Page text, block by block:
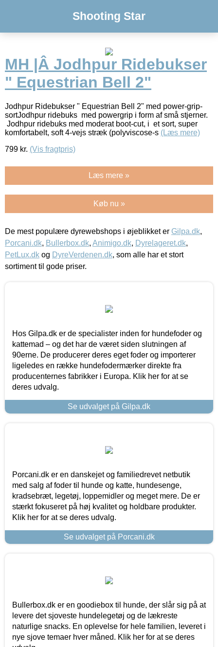
Shooting Star
MH |Â Jodhpur Ridebukser
" Equestrian Bell 2"
Jodhpur Ridebukser " Equestrian Bell 2" med power-grip-
sortJodhpur ridebuks med powergrip i form af små stjerner.
Jodhpur ridebuks med moderat boot-cut, i et sort, super
komfortabelt, soft 4-vejs stræk (polyviscose-s (Læs mere)
799 kr. (Vis fragtpris)
Læs mere »
Køb nu »
De mest populære dyrewebshops i øjeblikket er Gilpa.dk,
Porcani.dk, Bullerbox.dk, Animigo.dk, Dyrelageret.dk,
PetLux.dk og DyreVerdenen.dk, som alle har et stort
sortiment til gode priser.
Hos Gilpa.dk er de specialister inden for hundefoder og
kattemad – og det har de været siden slutningen af
90erne. De producerer deres eget foder og importerer
ligeledes en række hundefodermærker direkte fra
producenternes fabrikker i Europa. Klik her for at se
deres udvalg.
Se udvalget på Gilpa.dk
Porcani.dk er en danskejet og familiedrevet netbutik
med salg af foder til hunde og katte, hundesenge,
kradsebræt, legetøj, loppemidler og meget mere. De er
stærkt fokuseret på høj kvalitet og holdbare produkter.
Klik her for at se deres udvalg.
Se udvalget på Porcani.dk
Bullerbox.dk er en goodiebox til hunde, der slår sig på at
levere det sjoveste hundelegetøj og de lækreste
naturlige snacks. En oplevelse for hele familien, leveret i
nye sjove temaer hver måned. Klik her for at se deres